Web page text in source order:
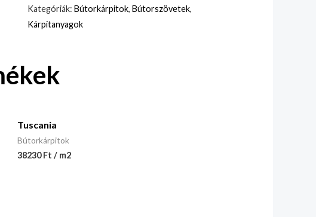
Kategóriák: Bútorkárpitok, Bútorszövetek,
Kárpitanyagok
Tuscania
Bútorkárpitok
38230 Ft / m2